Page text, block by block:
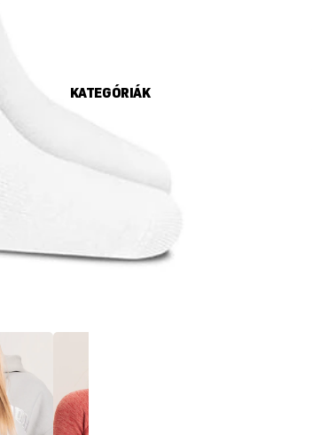
KATEGÓRIÁK